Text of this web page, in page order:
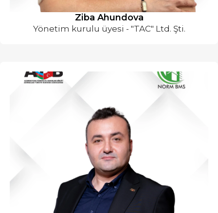
Ziba Ahundova
Yönetim kurulu üyesi - "TAC" Ltd. Şti.